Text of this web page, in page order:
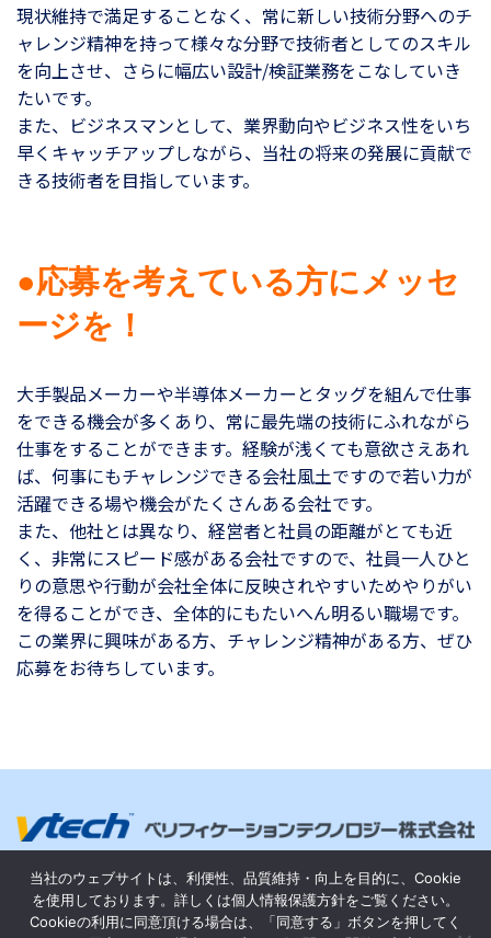
現状維持で満足することなく、常に新しい技術分野へのチ
ャレンジ精神を持って様々な分野で技術者としてのスキル
を向上させ、さらに幅広い設計/検証業務をこなしていき
たいです。
また、ビジネスマンとして、業界動向やビジネス性をいち
早くキャッチアップしながら、当社の将来の発展に貢献で
きる技術者を目指しています。
●応募を考えている方にメッセ
ージを！
大手製品メーカーや半導体メーカーとタッグを組んで仕事
をできる機会が多くあり、常に最先端の技術にふれながら
仕事をすることができます。経験が浅くても意欲さえあれ
ば、何事にもチャレンジできる会社風土ですので若い力が
活躍できる場や機会がたくさんある会社です。
また、他社とは異なり、経営者と社員の距離がとても近
く、非常にスピード感がある会社ですので、社員一人ひと
りの意思や行動が会社全体に反映されやすいためやりがい
を得ることができ、全体的にもたいへん明るい職場です。
この業界に興味がある方、チャレンジ精神がある方、ぜひ
応募をお待ちしています。
個人情報保護方針
サイトポリシー
サイトマップ
情報提供
当社のウェブサイトは、利便性、品質維持・向上を目的に、Cookie
を使用しております。詳しくは個人情報保護方針をご覧ください。
Cookieの利用に同意頂ける場合は、「同意する」ボタンを押してく